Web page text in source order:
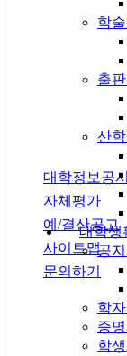
학
출
산
대학생
공
학
증
학
개인정보처
대학정보공시
자체평가
예/결산공고
사이트맵
문의하기